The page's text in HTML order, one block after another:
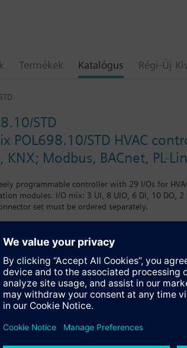
Termékek Katalógus Régi-Új
STD
POL698.10/STD HVAC
KNX; Modbus, BACnet, PL-
programmable controller with 29 I/Os for
modules. I/O mix: 3 UI, 8 UIO, 6 DI, 10 DO, 2
set must be ordered separately.